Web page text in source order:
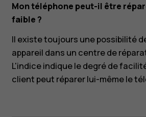
Mon téléphone peut-il être
faible ?
Il existe toujours une possibilité
appareil dans un centre de
L'indice indique le degré de
client peut réparer lui-même le